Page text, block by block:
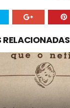
RELACIONADAS